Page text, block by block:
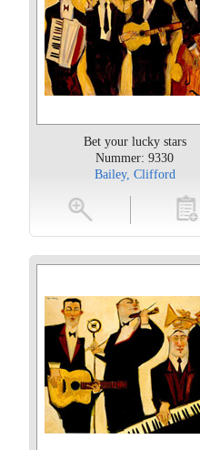
Bet your lucky stars
Nummer: 9330
Bailey, Clifford
toevoegen